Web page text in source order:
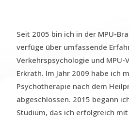
Seit 2005 bin ich in der MPU-
verfüge über umfassende
Verkehrspsychologie und MPU-
Erkrath. Im Jahr 2009 habe ich
Psychotherapie nach dem
abgeschlossen. 2015 begann
Studium, das ich erfolgreich